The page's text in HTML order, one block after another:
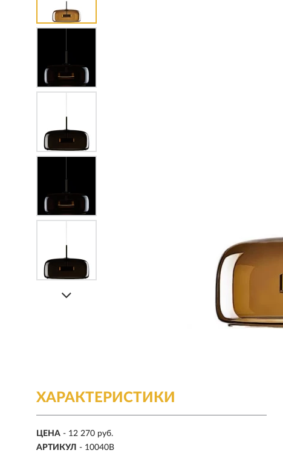
ХАРАКТЕРИСТИКИ
ЦЕНА - 12 270 руб.
АРТИКУЛ - 10040B